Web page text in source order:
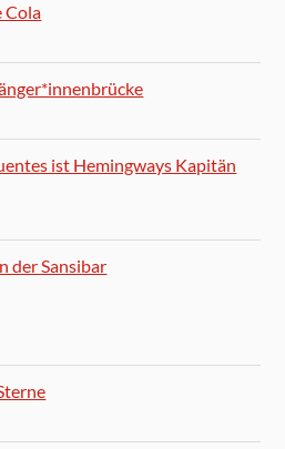
Cola
ist Hemingways Kapitän
der Sansibar